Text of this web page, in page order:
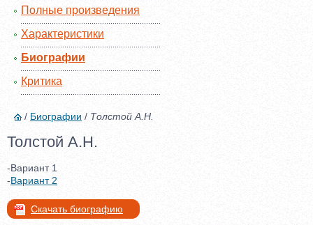
Полные произведения
Характеристики
Биографии
Критика
/ Биографии / Толстой А.Н.
Толстой А.Н.
-Вариант 1
-Вариант 2
Скачать биографию